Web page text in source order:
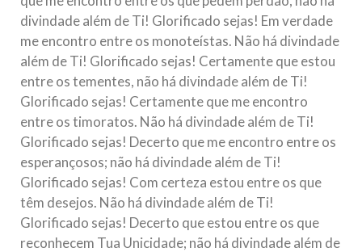
divindade além de Ti! Glorificado sejas! Em verdade
me encontro entre os monoteístas. Não há divindade
além de Ti! Glorificado sejas! Certamente que estou
entre os tementes, não há divindade além de Ti!
Glorificado sejas! Certamente que me encontro
entre os timoratos. Não há divindade além de Ti!
Glorificado sejas! Decerto que me encontro entre os
esperançosos; não há divindade além de Ti!
Glorificado sejas! Com certeza estou entre os que
têm desejos. Não há divindade além de Ti!
Glorificado sejas! Decerto que estou entre os que
reconhecem Tua Unicidade; não há divindade além de